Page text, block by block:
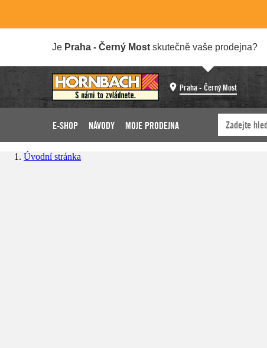
Je Praha - Černý Most skutečně vaše prodejna?
Praha - Černý Most
E-SHOP NÁVODY MOJE PRODEJNA
Úvodní stránka